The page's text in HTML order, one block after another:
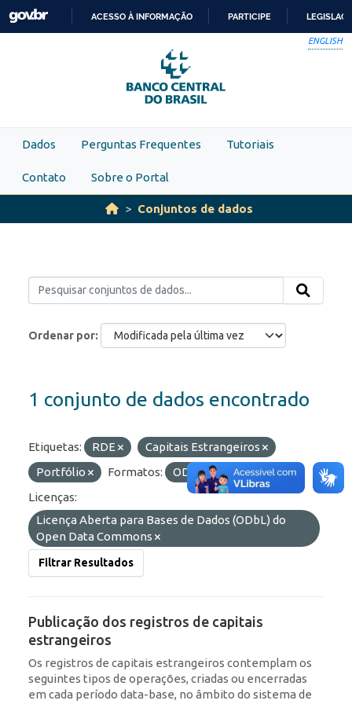
Skip to main content
PARA
O
CONTEÚDO
ACESSO À INFORMAÇÃO PARTICIPE
ENGLISH
Dados Perguntas Frequentes Tutoriais
Contato Sobre o Portal
Conjuntos de dados
Ordenar por
1 conjunto de dados encontrado
Etiquetas: RDE
Capitais Estrangeiros
Portfólio
Formatos: OData
HTML
Licenças:
Licença Aberta para Bases de Dados (ODbL) do
Open Data Commons
Filtrar Resultados
Publicação dos registros de capitais
estrangeiros
Os registros de capitais estrangeiros contemplam os
seguintes tipos de operações, criadas ou encerradas
em cada período data-base, no âmbito do sistema de